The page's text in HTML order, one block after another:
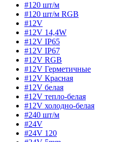
#120 шт/м
#120 шт/м RGB
#12V
#12V 14,4W
#12V IP65
#12V IP67
#12V RGB
#12V Герметичные
#12V Красная
#12V белая
#12V тепло-белая
#12V холодно-белая
#240 шт/м
#24V
#24V 120